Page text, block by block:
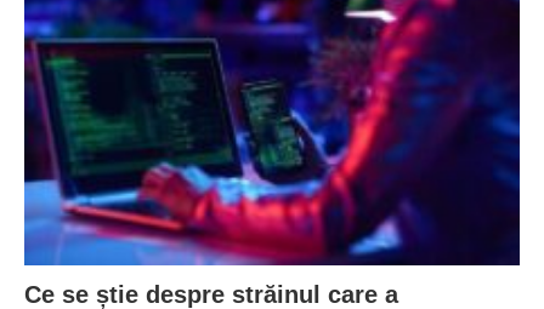
Ce se știe despre străinul care a